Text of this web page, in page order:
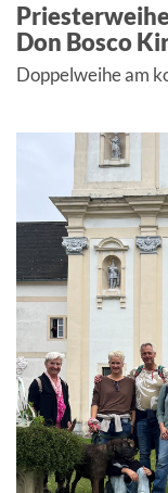
Don Bosco
Doppelweihe am